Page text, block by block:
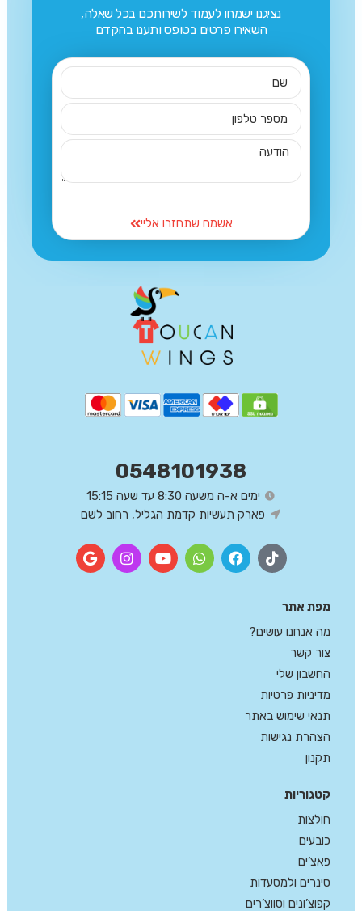
נציגנו ישמחו לעמוד לשירותכם בכל שאלה,
השאירו פרטים בטופס ותענו בהקדם
אשמח שתחזרו אליי
קטגוריות
חולצות
כובעים
פאצ’ים
סינרים ולמסעדות
קפוצ’ונים וסווצ’רים
מפת אתר
מה אנחנו עושים?
צור קשר
החשבון שלי
מדיניות פרטיות
תנאי שימוש באתר
הצהרת נגישות
תקנון
0548101938
ימים א-ה משעה 8:30 עד שעה 15:15
פארק תעשיות קדמת הגליל, רחוב לשם